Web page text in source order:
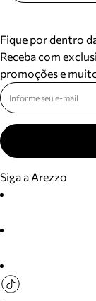
Fique por dentro
Receba com
promoções e
Siga a Arezzo